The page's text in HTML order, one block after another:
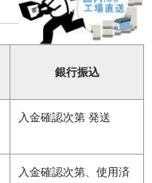
銀行振込
入金確認次第 発送
入金確認次第、使用済